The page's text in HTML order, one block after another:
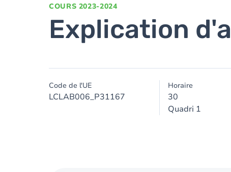
COURS 2023-2024
Explication
Code de l'UE
LCLAB006_P31167
Horaire
30
Quadri 1